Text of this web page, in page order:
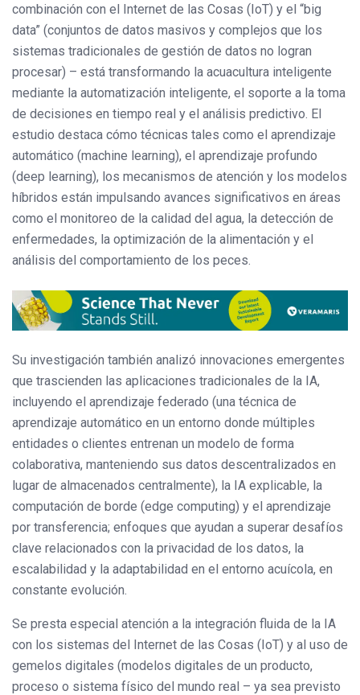
combinación con el Internet de las Cosas (IoT) y el “big
data” (conjuntos de datos masivos y complejos que los
sistemas tradicionales de gestión de datos no logran
procesar) – está transformando la acuacultura inteligente
mediante la automatización inteligente, el soporte a la toma
de decisiones en tiempo real y el análisis predictivo. El
estudio destaca cómo técnicas tales como el aprendizaje
automático (machine learning), el aprendizaje profundo
(deep learning), los mecanismos de atención y los modelos
híbridos están impulsando avances significativos en áreas
como el monitoreo de la calidad del agua, la detección de
enfermedades, la optimización de la alimentación y el
análisis del comportamiento de los peces.
Su investigación también analizó innovaciones emergentes
que trascienden las aplicaciones tradicionales de la IA,
incluyendo el aprendizaje federado (una técnica de
aprendizaje automático en un entorno donde múltiples
entidades o clientes entrenan un modelo de forma
colaborativa, manteniendo sus datos descentralizados en
lugar de almacenados centralmente), la IA explicable, la
computación de borde (edge computing) y el aprendizaje
por transferencia; enfoques que ayudan a superar desafíos
clave relacionados con la privacidad de los datos, la
escalabilidad y la adaptabilidad en el entorno acuícola, en
constante evolución.
Se presta especial atención a la integración fluida de la IA
con los sistemas del Internet de las Cosas (IoT) y al uso de
gemelos digitales (modelos digitales de un producto,
proceso o sistema físico del mundo real – ya sea previsto